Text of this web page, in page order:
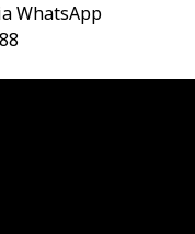
WhatsApp